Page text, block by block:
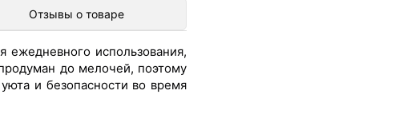
Отзывы о товаре
ежедневного использования,
до мелочей, поэтому
и безопасности во время